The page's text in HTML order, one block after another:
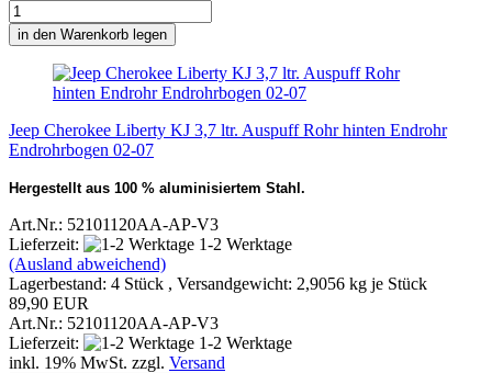
in den Warenkorb legen
Jeep Cherokee Liberty KJ 3,7 ltr. Auspuff Rohr hinten Endrohr
Endrohrbogen 02-07
Hergestellt aus 100 % aluminisiertem Stahl.
Art.Nr.: 52101120AA-AP-V3
Lieferzeit:
1-2 Werktage
(Ausland abweichend)
Lagerbestand: 4 Stück , Versandgewicht: 2,9056 kg je Stück
89,90 EUR
Art.Nr.: 52101120AA-AP-V3
Lieferzeit:
1-2 Werktage
inkl. 19% MwSt. zzgl. Versand